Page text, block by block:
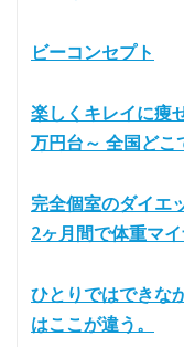
ビーコンセプト
楽しくキレイに痩
万円台～ 全国どこ
完全個室のダイエ
2ヶ月間で体重マ
ひとりではできな
はここが違う。